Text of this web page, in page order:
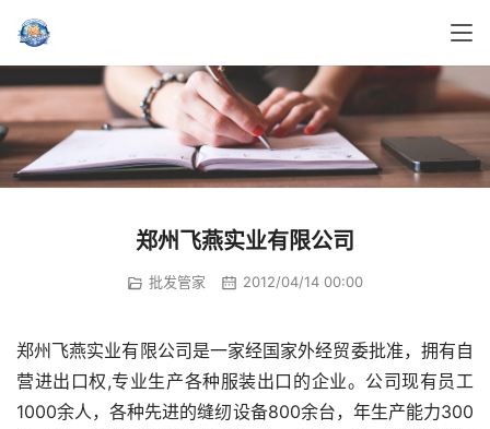
郑州飞燕实业有限公司
批发管家 2012/04/14 00:00
郑州飞燕实业有限公司是一家经国家外经贸委批准，拥有自
营进出口权,专业生产各种服装出口的企业。公司现有员工
1000余人，各种先进的缝纫设备800余台，年生产能力300